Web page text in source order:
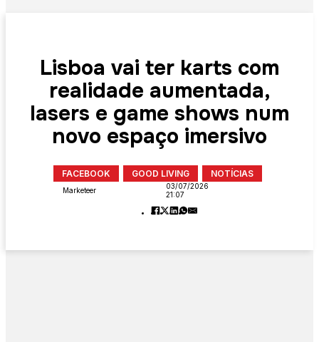
Lisboa vai ter karts com
realidade aumentada,
lasers e game shows num
novo espaço imersivo
FACEBOOK GOOD LIVING NOTÍCIAS
Marketeer
03/07/2026
21:07